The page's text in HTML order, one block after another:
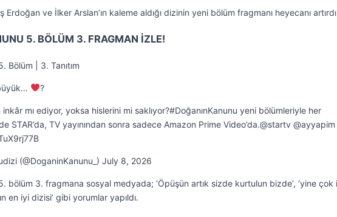
Erdoğan ve İlker Arslan’ın kaleme aldığı dizinin yeni bölüm fragmanı heyecanı
5. BÖLÜM 3. FRAGMAN İZLE!
Bölüm | 3. Tanıtım
‍?
mı ediyor, yoksa hislerini mi saklıyor?#DoğanınKanunu yeni bölümleriyle her
STAR’da, TV yayınından sonra sadece Amazon Prime Video’da.@startv @ayyapim
(@DoganinKanunu_) July 8, 2026
bölüm 3. fragmana sosyal medyada; ‘Öpüşün artık sizde kurtulun bizde’, ‘yine çok
en iyi dizisi’ gibi yorumlar yapıldı.